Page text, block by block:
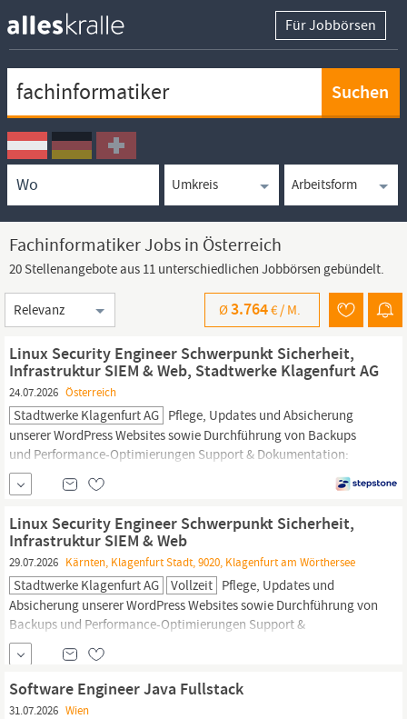
Für Jobbörsen
Ortssuche
Umkreissuche
Arbeitsform
Fachinformatiker Jobs in Österreich
20 Stellenangebote aus 11 unterschiedlichen Jobbörsen gebündelt.
Sortierung
Ø3.764€ / M.
Linux Security Engineer Schwerpunkt Sicherheit,
Infrastruktur SIEM & Web, Stadtwerke Klagenfurt AG
24.07.2026 Österreich
Stadtwerke Klagenfurt AG Pflege, Updates und Absicherung
unserer WordPress Websites sowie Durchführung von Backups
und Performance-Optimierungen Support & Dokumentation:
Unterstützung im 2nd- und 3rd-Level-Support sowie Erstellung
und Pflege technischer Dokumentationen Abgeschlossene IT-
Studium der Informatik oder...
Linux Security Engineer Schwerpunkt Sicherheit,
Infrastruktur SIEM & Web
29.07.2026 Kärnten, Klagenfurt Stadt, 9020, Klagenfurt am Wörthersee
Stadtwerke Klagenfurt AG Vollzeit Pflege, Updates und
Absicherung unserer WordPress Websites sowie Durchführung von
Backups und Performance-Optimierungen Support &
Dokumentation: Unterstützung im 2nd- und 3rd-Level-Support
sowie Erstellung und Pflege technischer Dokumentationen Profil
Abgeschlossene IT-Ausbildung (z. B. Fachinformatiker/in
Systemintegration), Studium der Informatik...
Software Engineer Java Fullstack
31.07.2026 Wien